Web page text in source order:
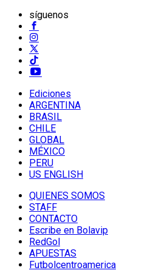
síguenos
Ediciones
ARGENTINA
BRASIL
CHILE
GLOBAL
MÉXICO
PERU
US ENGLISH
QUIENES SOMOS
STAFF
CONTACTO
Escribe en Bolavip
RedGol
APUESTAS
Futbolcentroamerica